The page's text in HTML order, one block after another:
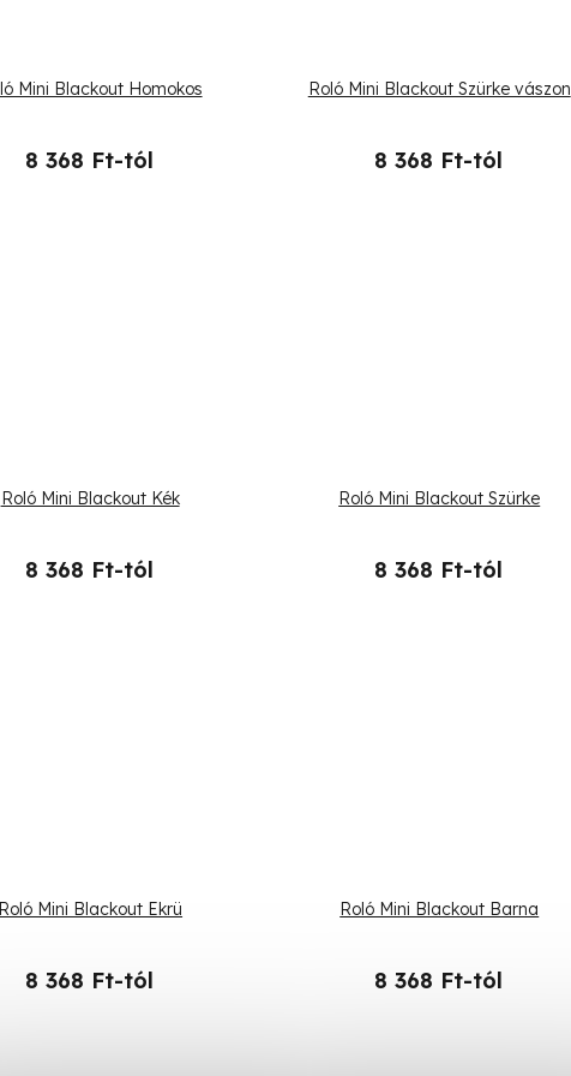
Mini Blackout Homokos
8 368 Ft-tól
Roló Mini Blackout Szürke vászon
8 368 Ft-tól
Roló Mini Blackout Kék
8 368 Ft-tól
Roló Mini Blackout Szürke
8 368 Ft-tól
Mini Blackout Ekrü
8 368 Ft-tól
Roló Mini Blackout Barna
8 368 Ft-tól